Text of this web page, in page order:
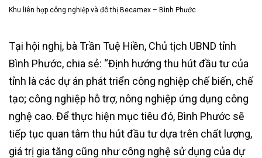
Khu liên hợp công nghiệp và đô thị Becamex – Bình Phước
Tại hội nghị, bà Trần Tuệ Hiền, Chủ tịch UBND tỉnh
Bình Phước, chia sẻ: “Định hướng thu hút đầu tư của
tỉnh là các dự án phát triển công nghiệp chế biến, chế
tạo; công nghiệp hỗ trợ, nông nghiệp ứng dụng công
nghệ cao. Để thực hiện mục tiêu đó, Bình Phước sẽ
tiếp tục quan tâm thu hút đầu tư dựa trên chất lượng,
giá trị gia tăng cũng như công nghệ sử dụng của dự